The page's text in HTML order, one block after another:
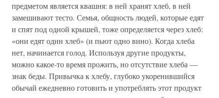
предметом является квашня: в ней хранят хлеб, в ней
замешивают тесто. Семья, общность людей, которые едят
и спят под одной крышей, тоже определяется через хлеб:
«они едят один хлеб» (и пьют одно вино). Когда хлеба
нет, начинается голод. Используя другие продукты,
можно какое-то время прожить, но отсутствие хлеба —
знак беды. Привычка к хлебу, глубоко укоренившийся
обычай ежедневно готовить и употреблять этот продукт